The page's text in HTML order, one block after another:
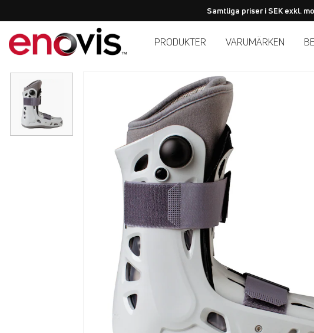
Samtliga priser i SEK exkl.
PRODUKTER VARUMÄRKEN